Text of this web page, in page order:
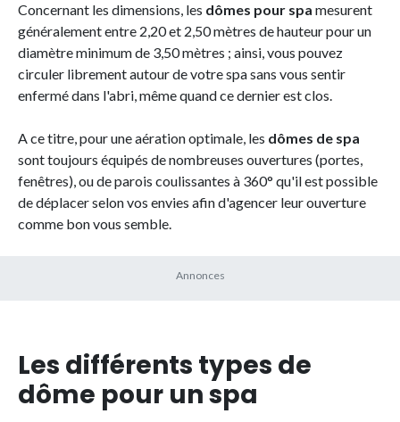
Concernant les dimensions, les dômes pour spa mesurent
généralement entre 2,20 et 2,50 mètres de hauteur pour un
diamètre minimum de 3,50 mètres ; ainsi, vous pouvez
circuler librement autour de votre spa sans vous sentir
enfermé dans l'abri, même quand ce dernier est clos.
A ce titre, pour une aération optimale, les dômes de spa
sont toujours équipés de nombreuses ouvertures (portes,
fenêtres), ou de parois coulissantes à 360° qu'il est possible
de déplacer selon vos envies afin d'agencer leur ouverture
comme bon vous semble.
Les différents types de
dôme pour un spa